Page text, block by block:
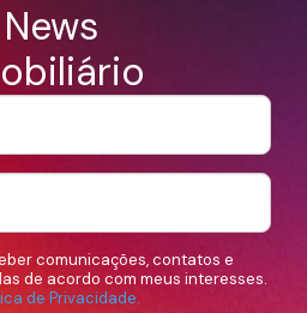
comunicações, contatos e
de acordo com meus interesses.
de Privacidade.